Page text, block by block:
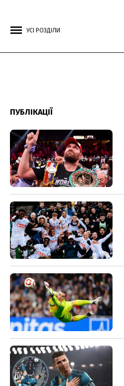
УСІ РОЗДІЛИ
ПУБЛІКАЦІЇ